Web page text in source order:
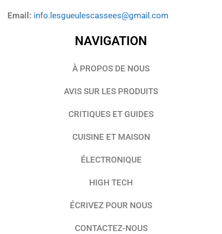
Email: info.lesgueulescassees@gmail.com
NAVIGATION
À PROPOS DE NOUS
AVIS SUR LES PRODUITS
CRITIQUES ET GUIDES
CUISINE ET MAISON
ÉLECTRONIQUE
HIGH TECH
ÉCRIVEZ POUR NOUS
CONTACTEZ-NOUS